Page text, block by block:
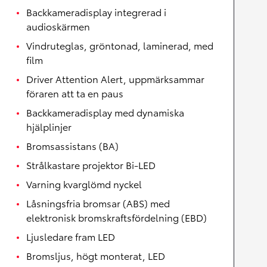
Backkameradisplay integrerad i
audioskärmen
Vindruteglas, gröntonad, laminerad, med
film
Driver Attention Alert, uppmärksammar
föraren att ta en paus
Backkameradisplay med dynamiska
hjälplinjer
Bromsassistans (BA)
Strålkastare projektor Bi-LED
Varning kvarglömd nyckel
Låsningsfria bromsar (ABS) med
elektronisk bromskraftsfördelning (EBD)
Ljusledare fram LED
Bromsljus, högt monterat, LED